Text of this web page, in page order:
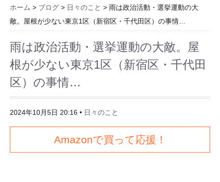
ホーム > ブログ > 日々のこと > 雨は政治活動・選挙運動の大
敵。屋根が少ない東京1区（新宿区・千代田区）の事情…
雨は政治活動・選挙運動の大敵。屋
根が少ない東京1区（新宿区・千代田
区）の事情…
2024年10月5日 20:16 • 日々のこと
Amazonで買って応援！